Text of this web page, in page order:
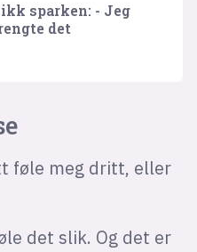
sparken: - Jeg
det
føle meg dritt, eller
det slik. Og det er